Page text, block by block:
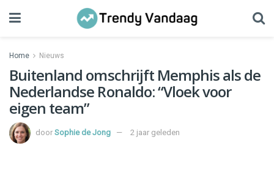
Home Nieuws
Buitenland omschrijft Memphis als de
Nederlandse Ronaldo: “Vloek voor
eigen team”
door Sophie de Jong 2 jaar geleden